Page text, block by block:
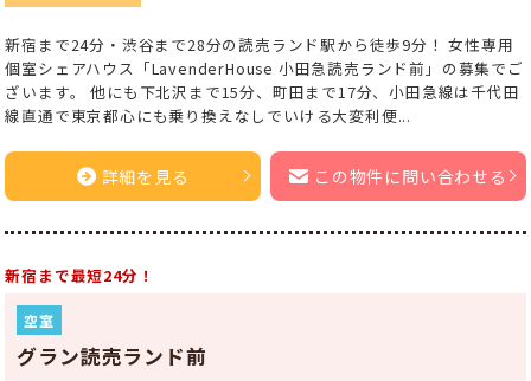
新宿まで24分・渋谷まで28分の読売ランド駅から徒歩9分！ 女性専用
個室シェアハウス「LavenderHouse 小田急読売ランド前」の募集でご
ざいます。 他にも下北沢まで15分、町田まで17分、小田急線は千代田
線直通で東京都心にも乗り換えなしでいける大変利便...
詳細を見る この物件に問い合わせる
新宿まで最短24分！
空室
グラン読売ランド前